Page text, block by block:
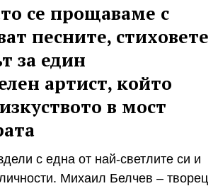
се прощаваме с
песните, стиховете
за един
артист, който
в мост
с една от най-светлите си и
Михаил Белчев – творец